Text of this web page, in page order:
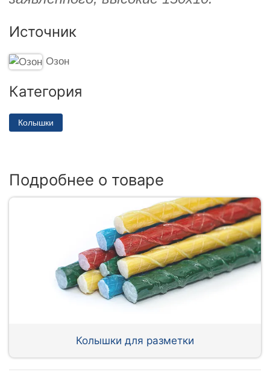
Источник
Озон
Категория
Колышки
Подробнее о товаре
Колышки для разметки